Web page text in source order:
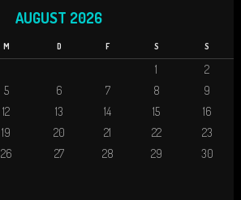
AUGUST 2026
M D F S S
1
2
5 6 7 8
9
12 13 14 15
16
19 20 21 22
23
26 27 28 29
30